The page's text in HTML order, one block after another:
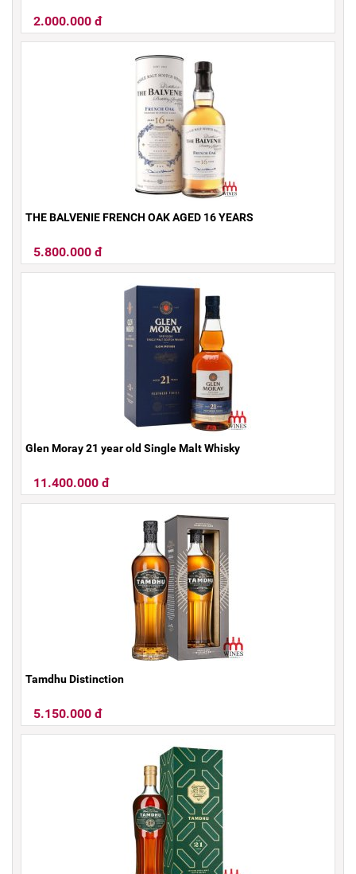
2.000.000 đ
THE BALVENIE FRENCH OAK AGED 16 YEARS
5.800.000 đ
Glen Moray 21 year old Single Malt Whisky
11.400.000 đ
Tamdhu Distinction
5.150.000 đ